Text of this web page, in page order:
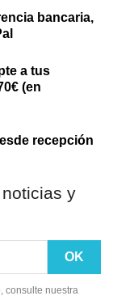
bancaria,
a tus
(en
recepción
y
consulte nuestra